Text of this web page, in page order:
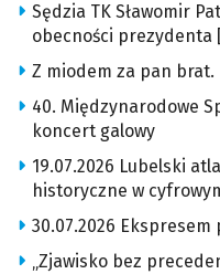
Sędzia TK Sławomir
obecności prezydenta
Z miodem za pan brat.
40. Międzynarodowe
koncert galowy
19.07.2026 Lubelski
historyczne w
30.07.2026
„Zjawisko bez